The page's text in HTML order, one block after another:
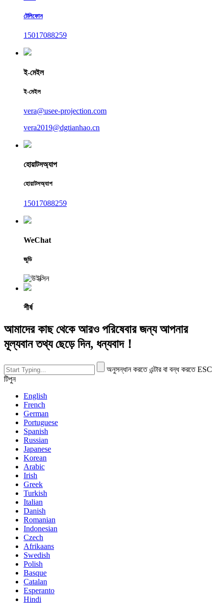
টেলিফোন
15017088259
ই-মেইল
ই-মেইল
vera@usee-projection.com
vera2019@dgtianhao.cn
হোয়াটসঅ্যাপ
হোয়াটসঅ্যাপ
15017088259
WeChat
জুডি
শীর্ষ
আমাদের কাছ থেকে আরও পরিষেবার জন্য আপনার
মূল্যবান তথ্য ছেড়ে দিন, ধন্যবাদ！
অনুসন্ধান করতে এন্টার বা বন্ধ করতে ESC
টিপুন
English
French
German
Portuguese
Spanish
Russian
Japanese
Korean
Arabic
Irish
Greek
Turkish
Italian
Danish
Romanian
Indonesian
Czech
Afrikaans
Swedish
Polish
Basque
Catalan
Esperanto
Hindi